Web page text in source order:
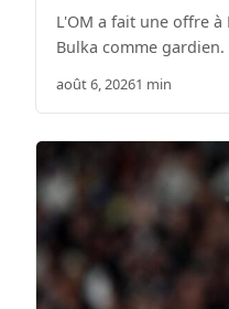
L'OM a fait une offre
Bulka comme gardien.
août 6, 20261 min